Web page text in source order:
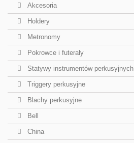
Akcesoria
Holdery
Metronomy
Pokrowce i futerały
Statywy instrumentów perkusyjnych
Triggery perkusyjne
Blachy perkusyjne
Bell
China